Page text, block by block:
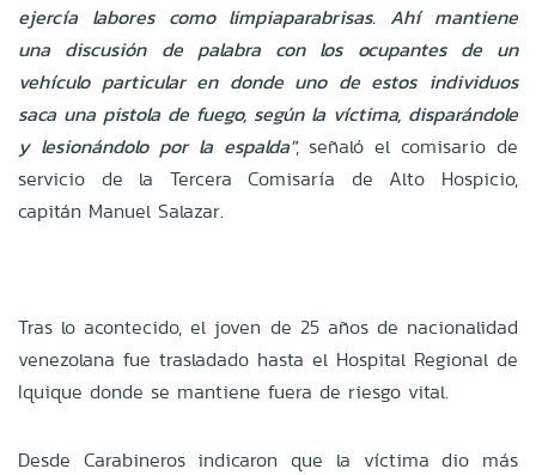
ejercía labores como limpiaparabrisas. Ahí mantiene
una discusión de palabra con los ocupantes de un
vehículo particular en donde uno de estos individuos
saca una pistola de fuego, según la víctima, disparándole
y lesionándolo por la espalda", señaló el comisario de
servicio de la Tercera Comisaría de Alto Hospicio,
capitán Manuel Salazar.
Tras lo acontecido, el joven de 25 años de nacionalidad
venezolana fue trasladado hasta el Hospital Regional de
Iquique donde se mantiene fuera de riesgo vital.
Desde Carabineros indicaron que la víctima dio más